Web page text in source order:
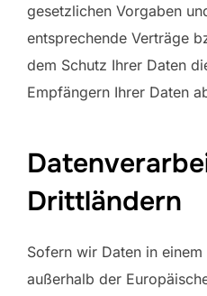
gesetzlichen Vorgaben
entsprechende Verträge
dem Schutz Ihrer Daten
Empfängern Ihrer Daten
Drittländern
Sofern wir Daten in
außerhalb der